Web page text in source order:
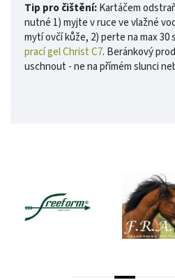
Tip pro čištění:Kartáčem
nutné 1) myjte v ruce ve vlažné
mytí ovčí kůže, 2) perte na max
prací gel Christ C7. Beránkový
uschnout - ne na přímém slunci